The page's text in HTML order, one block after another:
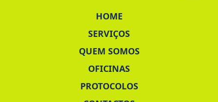
HOME
SERVIÇOS
QUEM SOMOS
OFICINAS
PROTOCOLOS